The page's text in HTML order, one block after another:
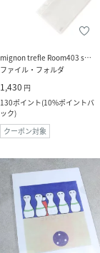
mignon trefle Room403 selected
ファイル・フォルダ
1,430 円
130ポイント(10%ポイントバ
ック)
クーポン対象